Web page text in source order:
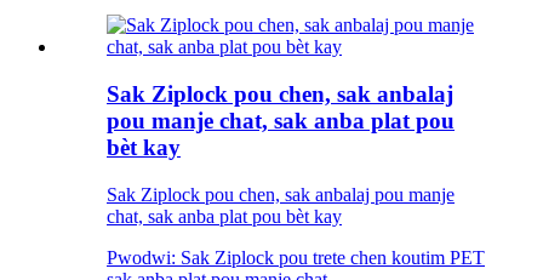
Sak Ziplock pou chen, sak anbalaj
pou manje chat, sak anba plat pou
bèt kay
Sak Ziplock pou chen, sak anbalaj pou manje
chat, sak anba plat pou bèt kay
Pwodwi: Sak Ziplock pou trete chen koutim PET